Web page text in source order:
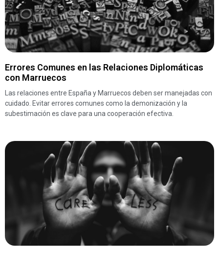
Errores Comunes en las Relaciones Diplomáticas
con Marruecos
Las relaciones entre España y Marruecos deben ser manejadas con
cuidado. Evitar errores comunes como la demonización y la
subestimación es clave para una cooperación efectiva.